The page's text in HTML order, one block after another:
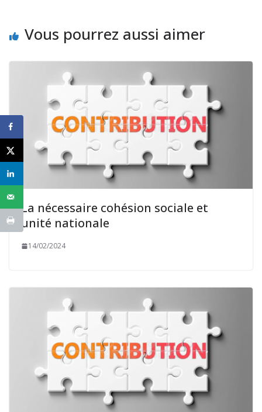
Vous pourrez aussi aimer
La nécessaire cohésion sociale et
unité nationale
14/02/2024